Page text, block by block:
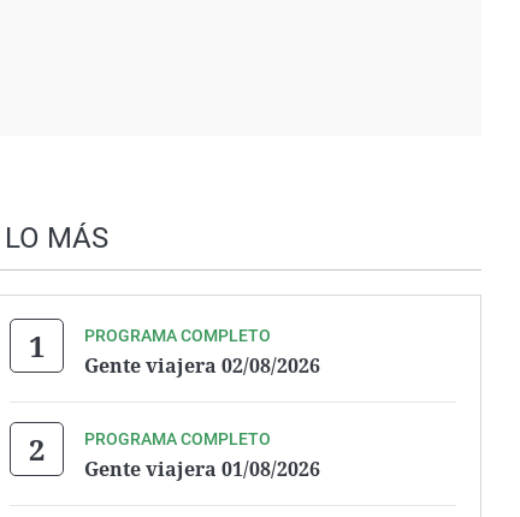
LO MÁS
PROGRAMA COMPLETO
Gente viajera 02/08/2026
PROGRAMA COMPLETO
Gente viajera 01/08/2026